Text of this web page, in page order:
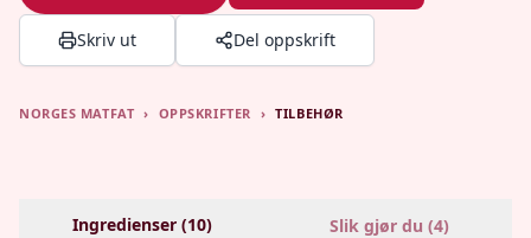
Skriv ut Del oppskrift
NORGES MATFAT › OPPSKRIFTER › TILBEHØR
Ingredienser (10) Slik gjør du (4)